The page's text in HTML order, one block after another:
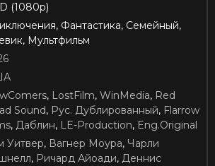
(1080p)
Фантастика, Семейный,
Мультфильм
, LostFilm, WinMedia, Red
Sound, Рус. Дублированный, Flarrow
, Даблин, LE-Production, Eng.Original
Уитвер, Вагнер Моура, Чарли
, Ричард Айоади, Деннис